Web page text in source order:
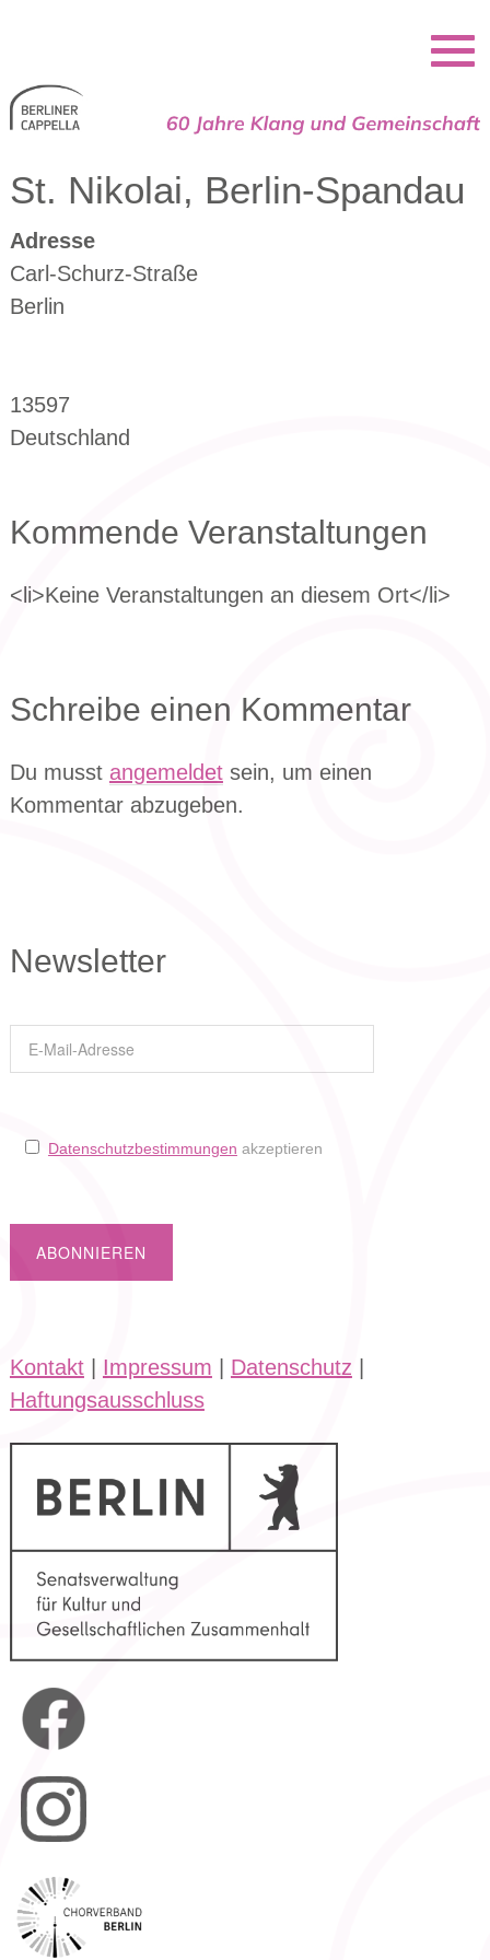
St. Nikolai, Berlin-Spandau
Adresse
Carl-Schurz-Straße
Berlin
13597
Deutschland
Kommende Veranstaltungen
<li>Keine Veranstaltungen an diesem Ort</li>
Schreibe einen Kommentar
Du musst angemeldetsein, um einen
Kommentar abzugeben.
Newsletter
Datenschutzbestimmungen akzeptieren
Kontakt| Impressum Datenschutz
Haftungsausschluss